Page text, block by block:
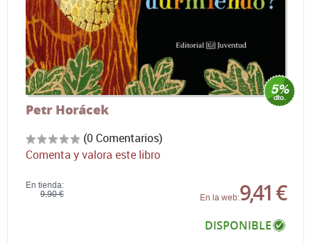
Petr Horácek
(0 Comentarios)
Comenta y valora este libro
En tienda:
9,90 €
En la web:9,41 €
DISPONIBLE